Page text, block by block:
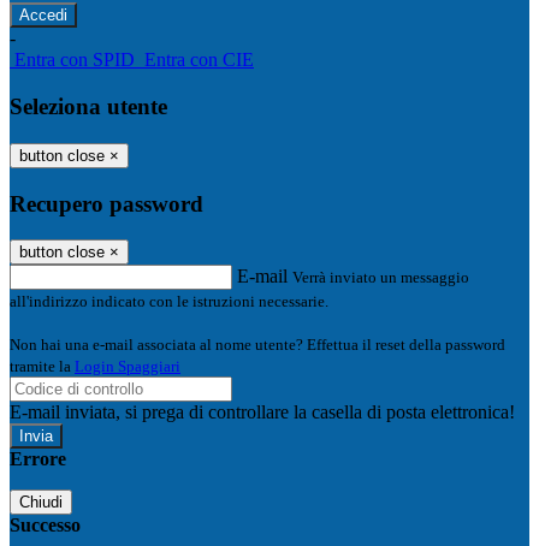
-
Entra con SPID Entra con CIE
Seleziona utente
button close ×
Recupero password
button close ×
E-mail Verrà inviato un messaggio
all'indirizzo indicato con le istruzioni necessarie.
Non hai una e-mail associata al nome utente? Effettua il reset della password
tramite la Login Spaggiari
E-mail inviata, si prega di controllare la casella di posta elettronica!
Errore
Chiudi
Successo